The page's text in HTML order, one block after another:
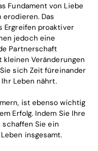
Fundament von Liebe
erodieren. Das
Ergreifen proaktiver
jedoch eine
Partnerschaft
Veränderungen
sich Zeit füreinander
Leben nährt.
ist ebenso wichtig
Erfolg. Indem Sie Ihre
Sie ein
insgesamt.